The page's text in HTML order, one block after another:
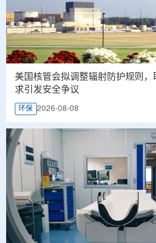
美国核管会拟调整辐射防护规则，
求引发安全争议
环保 2026-08-08